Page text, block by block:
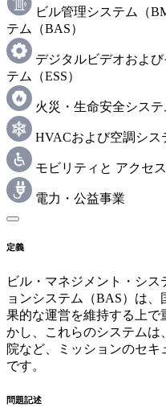
ビル管理システム（
テム（BAS）
デジタルビデオおよ
テム（ESS）
火災・生命安全システ
HVACおよび空調シス
モビリティと アクセ
電力・公益事業
定義
ビル・マネジメント・シ
ョンシステム（BAS）は
果的な運営を維持する上で
かし、これらのシステム
院など、ミッションのセ
です。
問題記述